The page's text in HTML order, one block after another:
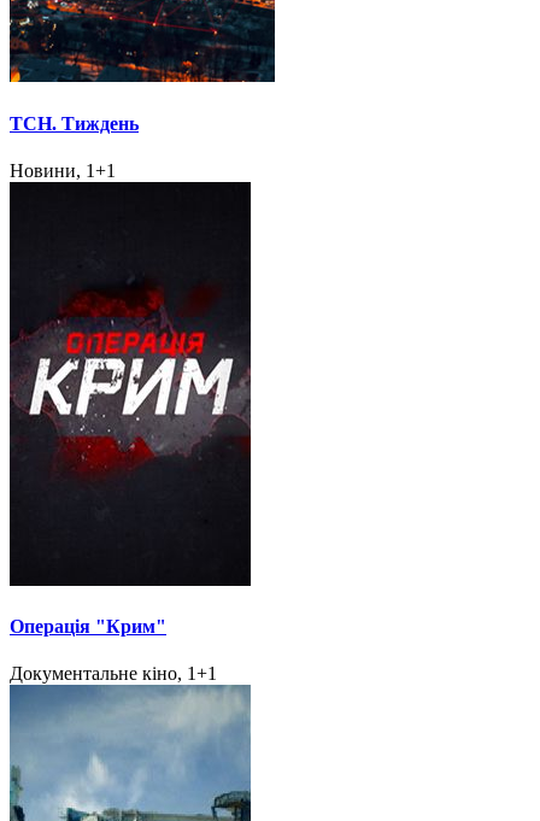
ТСН. Тиждень
Новини, 1+1
Операція "Крим"
Документальне кіно, 1+1